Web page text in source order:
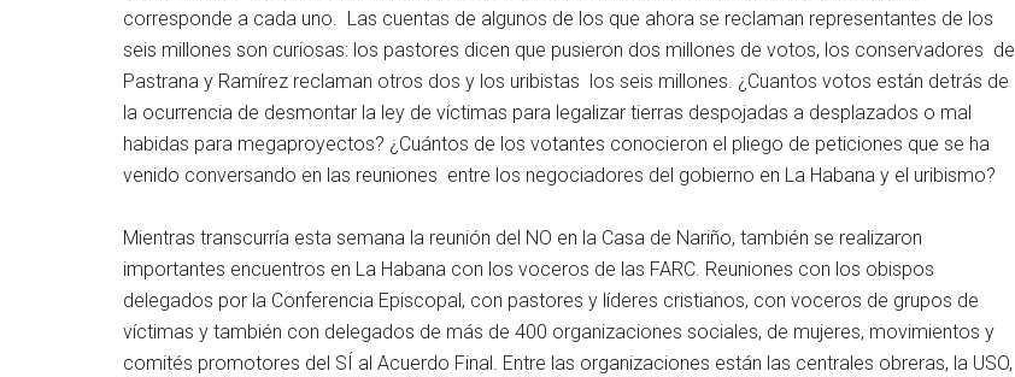
corresponde a cada uno. Las cuentas de algunos de los que ahora se reclaman representantes de los
seis millones son curiosas: los pastores dicen que pusieron dos millones de votos, los conservadores de
Pastrana y Ramírez reclaman otros dos y los uribistas los seis millones. ¿Cuantos votos están detrás de
la ocurrencia de desmontar la ley de víctimas para legalizar tierras despojadas a desplazados o mal
habidas para megaproyectos? ¿Cuántos de los votantes conocieron el pliego de peticiones que se ha
venido conversando en las reuniones entre los negociadores del gobierno en La Habana y el uribismo?
Mientras transcurría esta semana la reunión del NO en la Casa de Nariño, también se realizaron
importantes encuentros en La Habana con los voceros de las FARC. Reuniones con los obispos
delegados por la Conferencia Episcopal, con pastores y líderes cristianos, con voceros de grupos de
víctimas y también con delegados de más de 400 organizaciones sociales, de mujeres, movimientos y
comités promotores del SÍ al Acuerdo Final. Entre las organizaciones están las centrales obreras, la USO,